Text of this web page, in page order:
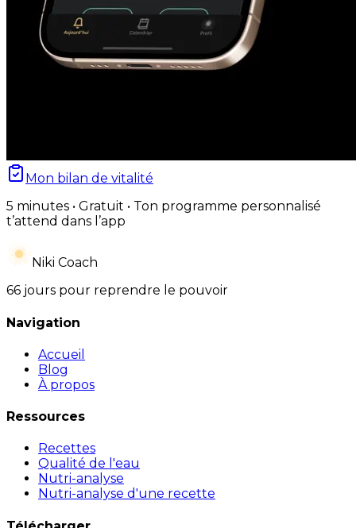
Mon bilan de vitalité
5 minutes • Gratuit • Ton programme personnalisé
t’attend dans l’app
Niki Coach
66 jours pour reprendre le pouvoir
Navigation
Accueil
Blog
À propos
Ressources
Recettes
Qualité de l'eau
Nutri-analyse
Nutri-analyse d'une recette